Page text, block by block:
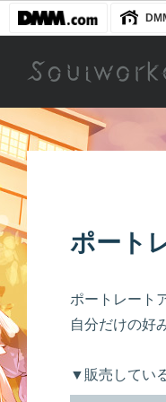
ポート
ポートレート
自分だけの好
▼販売してい